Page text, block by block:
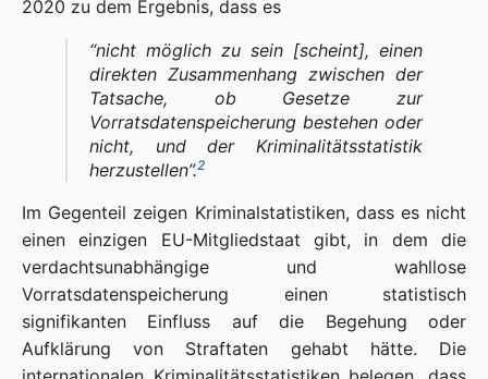
2020 zu dem Ergebnis, dass es
“nicht möglich zu sein [scheint], einen
direkten Zusammenhang zwischen der
Tatsache, ob Gesetze zur
Vorratsdatenspeicherung bestehen oder
nicht, und der Kriminalitätsstatistik
herzustellen”.2
Im Gegenteil zeigen Kriminalstatistiken, dass es nicht
einen einzigen EU-Mitgliedstaat gibt, in dem die
verdachtsunabhängige und wahllose
Vorratsdatenspeicherung einen statistisch
signifikanten Einfluss auf die Begehung oder
Aufklärung von Straftaten gehabt hätte. Die